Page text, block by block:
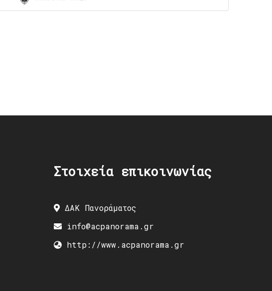
Στοιχεία επικοινωνίας
ΔΑΚ Πανοράματος
info@acpanorama.gr
http://www.acpanorama.gr